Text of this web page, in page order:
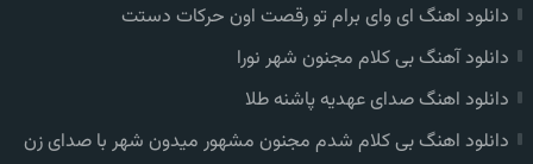
دانلود اهنگ ای وای برام تو رقصت اون حرکات دستت
دانلود آهنگ بی کلام مجنون شهر نورا
دانلود اهنگ صدای عهدیه پاشنه طلا
دانلود اهنگ بی کلام شدم مجنون مشهور میدون شهر با صدای زن